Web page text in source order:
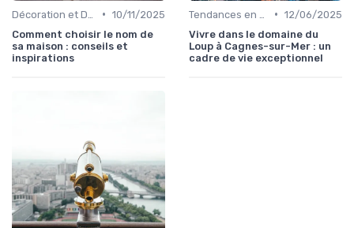
• 10/11/2025
Comment choisir le nom de
sa maison : conseils et
inspirations
• 12/06/2025
Vivre dans le domaine du
Loup à Cagnes-sur-Mer : un
cadre de vie exceptionnel